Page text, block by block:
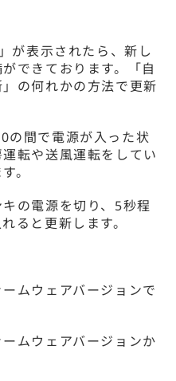
が表示されたら、新し
できております。「自
の何れかの方法で更新
の間で電源が入った状
転や送風運転をしてい
。
の電源を切り、5秒程
ると更新します。
ムウェアバージョンで
ムウェアバージョンか